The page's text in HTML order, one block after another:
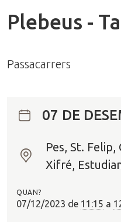
Plebeus -
Passacarrers
07 DE
O
?
Pes, St.
Xifré,
QUAN?
07/12/2023 de 11:15 a